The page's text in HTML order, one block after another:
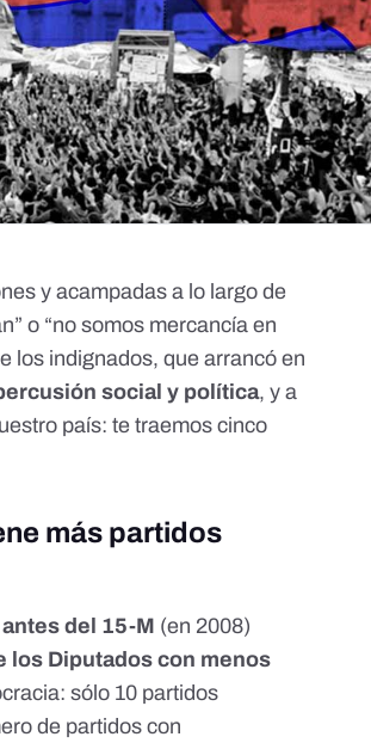
y acampadas a lo largo de
o “no somos mercancía en
los indignados, que arrancó en
social y política, y a
país: te traemos cinco
más partidos
del 15-M (en 2008)
los Diputados con menos
sólo 10 partidos
de partidos con